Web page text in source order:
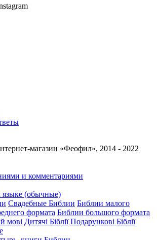
магазин «Феофил», 2014 - 2022
и комментариями
языке (обычные)
Свадебные Библии Библии малого
формата Библии большого формата
мові Дитячі Біблії Подарункові Біблії